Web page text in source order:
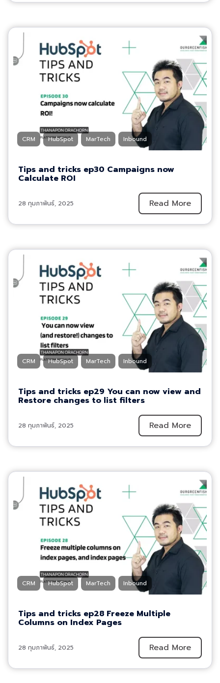
CRM HubSpot MarTech Inbound
Tips and tricks ep30 Campaigns now
Calculate ROI
28 กุมภาพันธ์, 2025 Read More
CRM HubSpot MarTech Inbound
Tips and tricks ep29 You can now view and
Restore changes to list filters
28 กุมภาพันธ์, 2025 Read More
CRM HubSpot MarTech Inbound
Tips and tricks ep28 Freeze Multiple
Columns on Index Pages
28 กุมภาพันธ์, 2025 Read More